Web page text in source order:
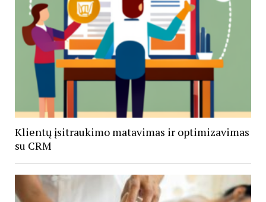
Klientų įsitraukimo matavimas ir optimizavimas
su CRM